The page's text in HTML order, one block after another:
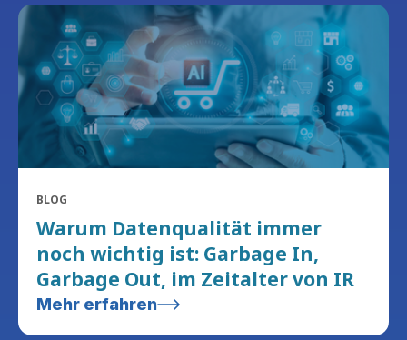
BLOG
Warum Datenqualität immer
noch wichtig ist: Garbage In,
Garbage Out, im Zeitalter von IR
Mehr erfahren